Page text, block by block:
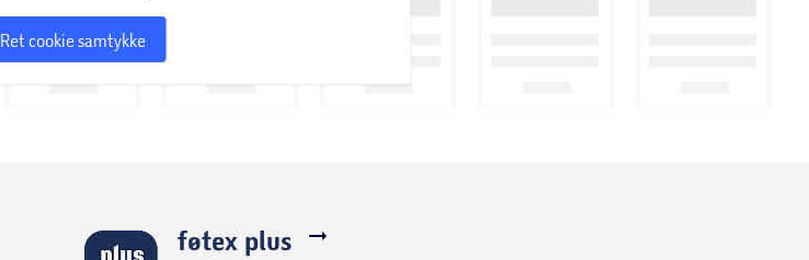
Ret cookie samtykke
føtex plus